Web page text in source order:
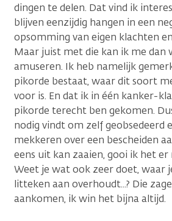
dingen te delen. Dat vind ik
blijven eenzijdig hangen in een
opsomming van eigen klachten
Maar juist met die kan ik me dan
amuseren. Ik heb namelijk
pikorde bestaat, waar dit soort
voor is. En dat ik in één kanker-
pikorde terecht ben gekomen.
nodig vindt om zelf geobsedeerd
mekkeren over een bescheiden
eens uit kan zaaien, gooi ik het
Weet je wat ook zeer doet, waar
litteken aan overhoudt...? Die
aankomen, ik win het bijna altijd.